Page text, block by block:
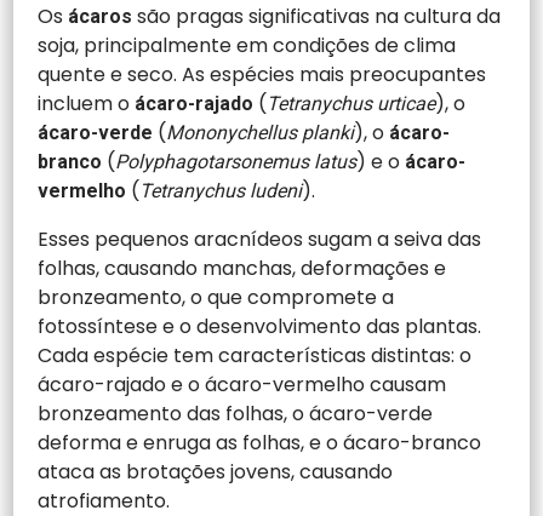
Os ácarossão pragas significativas na cultura da
soja, principalmente em condições de clima
quente e seco. As espécies mais preocupantes
incluem o ácaro-rajado ( Tetranychus urticae), o
ácaro-verde (Mononychellus planki), o ácaro-
branco (Polyphagotarsonemus latus) e o ácaro-
vermelho ( Tetranychus ludeni).
Esses pequenos aracnídeos sugam a seiva das
folhas, causando manchas, deformações e
bronzeamento, o que compromete a
fotossíntese e o desenvolvimento das plantas.
Cada espécie tem características distintas: o
ácaro-rajado e o ácaro-vermelho causam
bronzeamento das folhas, o ácaro-verde
deforma e enruga as folhas, e o ácaro-branco
ataca as brotações jovens, causando
atrofiamento.